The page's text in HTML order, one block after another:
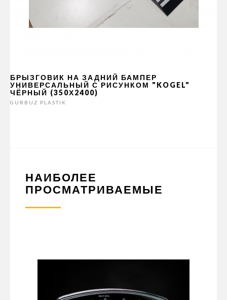
БРЫЗГОВИК НА ЗАДНИЙ БАМПЕР
УНИВЕРСАЛЬНЫЙ С РИСУНКОМ "KOGEL"
ЧЁРНЫЙ (350Х2400)
GURBUZ PLASTIK
НАИБОЛЕЕ
ПРОСМАТРИВАЕМЫЕ